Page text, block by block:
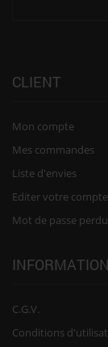
CLIENT
Mon compte
Mes commandes
Liste d'envies
Editer votre compte
Mot de passe perdu
C.G.V.
Conditions